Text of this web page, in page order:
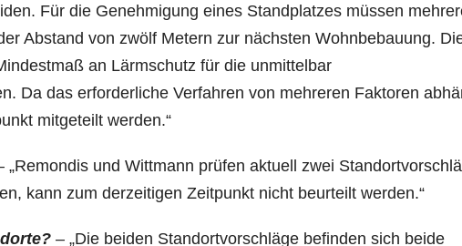
Für die Genehmigung eines Standplatzes müssen
Abstand von zwölf Metern zur nächsten Wohnbebauung.
an Lärmschutz für die unmittelbar
Da das erforderliche Verfahren von mehreren Faktoren
mitgeteilt werden.“
„Remondis und Wittmann prüfen aktuell zwei
kann zum derzeitigen Zeitpunkt nicht beurteilt werden.“
– „Die beiden Standortvorschläge befinden sich beide